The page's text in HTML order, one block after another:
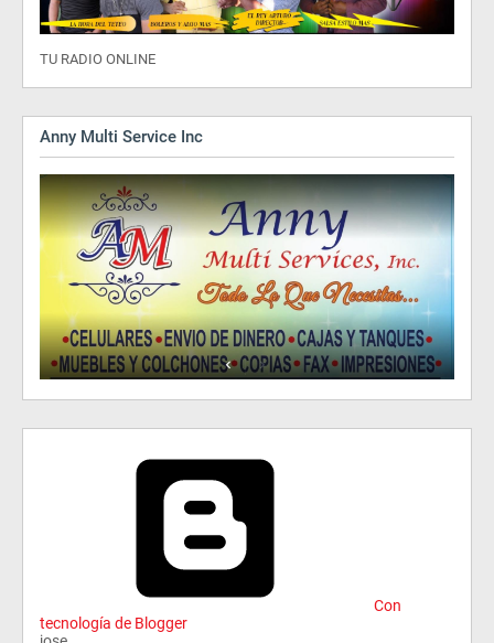
TU RADIO ONLINE
Anny Multi Service Inc
Con
tecnología de Blogger